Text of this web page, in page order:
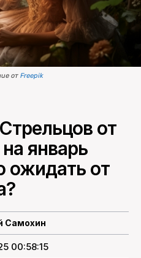
от Freepik
от
январь
ожидать от
Самохин
00:58:15